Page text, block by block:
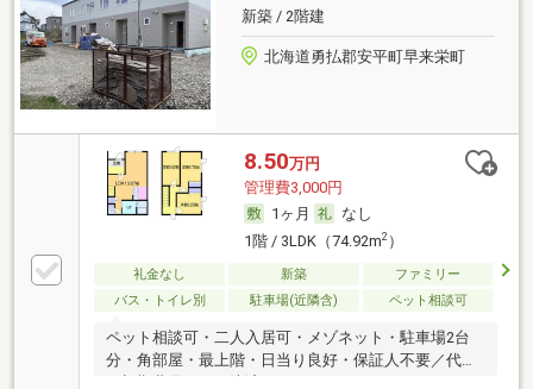
新築 / 2階建
北海道勇払郡安平町早来栄町
8.50万円
管理費3,000円
1ヶ月
なし
1階 / 3LDK（74.92m2）
礼金なし 新築
ファミリー
バス・トイレ別
駐車場(近隣含) ペット相談可
ペット相談可・二人入居可・メゾネット・駐車場2台
分・角部屋・最上階・日当り良好・保証人不要／代行